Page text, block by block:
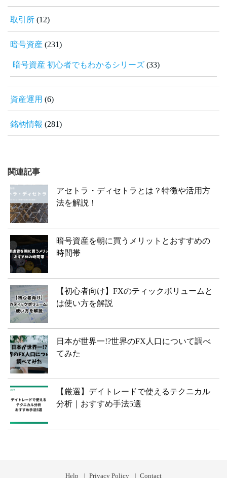
取引所 (12)
暗号資産 (231)
暗号資産 初心者でもわかるシリーズ (33)
資産運用 (6)
銘柄情報 (281)
関連記事
アセトラ・ディセトラとは？特徴や活用方
法を解説！
暗号資産を朝に買うメリットとおすすめの
時間帯
【初心者向け】FXのティックボリュームと
は使い方を解説
日本が世界一!?世界のFX人口について調べ
てみた
【厳選】デイトレードで使えるテクニカル
分析｜おすすめ手法5選
Help Privacy Policy Contact